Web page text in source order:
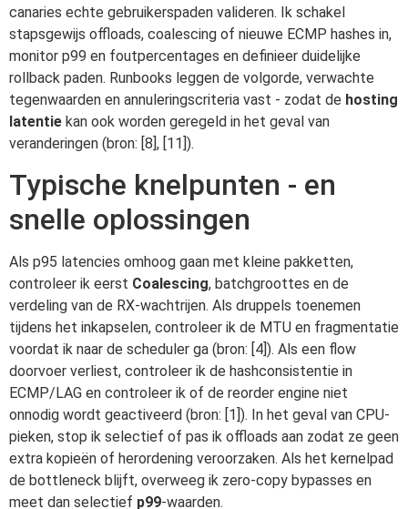
canaries echte gebruikerspaden valideren. Ik schakel
stapsgewijs offloads, coalescing of nieuwe ECMP hashes in,
monitor p99 en foutpercentages en definieer duidelijke
rollback paden. Runbooks leggen de volgorde, verwachte
tegenwaarden en annuleringscriteria vast - zodat de hosting
latentie kan ook worden geregeld in het geval van
veranderingen (bron: [8], [11]).
Typische knelpunten - en
snelle oplossingen
Als p95 latencies omhoog gaan met kleine pakketten,
controleer ik eerst Coalescing, batchgroottes en de
verdeling van de RX-wachtrijen. Als druppels toenemen
tijdens het inkapselen, controleer ik de MTU en fragmentatie
voordat ik naar de scheduler ga (bron: [4]). Als een flow
doorvoer verliest, controleer ik de hashconsistentie in
ECMP/LAG en controleer ik of de reorder engine niet
onnodig wordt geactiveerd (bron: [1]). In het geval van CPU-
pieken, stop ik selectief of pas ik offloads aan zodat ze geen
extra kopieën of herordening veroorzaken. Als het kernelpad
de bottleneck blijft, overweeg ik zero-copy bypasses en
meet dan selectief p99-waarden.